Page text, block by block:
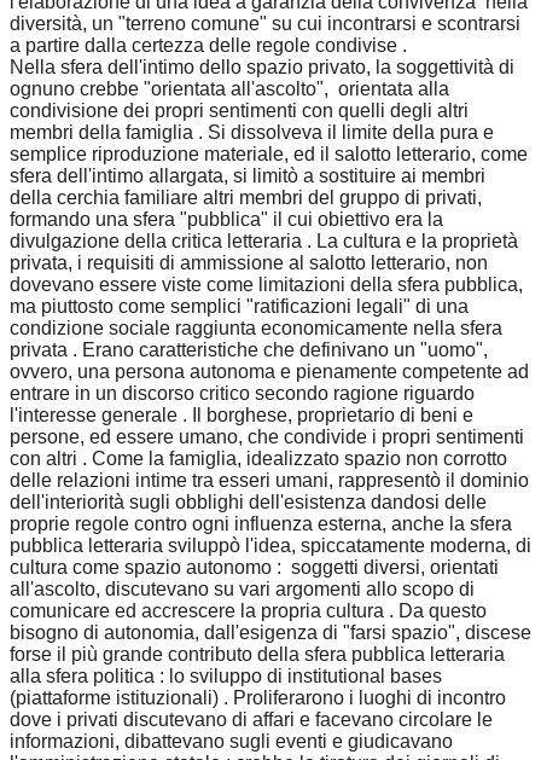
diversità, un "terreno comune" su cui incontrarsi e scontrarsi
a partire dalla certezza delle regole condivise .
Nella sfera dell'intimo dello spazio privato, la soggettività di
ognuno crebbe "orientata all'ascolto", orientata alla
condivisione dei propri sentimenti con quelli degli altri
membri della famiglia . Si dissolveva il limite della pura e
semplice riproduzione materiale, ed il salotto letterario, come
sfera dell'intimo allargata, si limitò a sostituire ai membri
della cerchia familiare altri membri del gruppo di privati,
formando una sfera "pubblica" il cui obiettivo era la
divulgazione della critica letteraria . La cultura e la proprietà
privata, i requisiti di ammissione al salotto letterario, non
dovevano essere viste come limitazioni della sfera pubblica,
ma piuttosto come semplici "ratificazioni legali" di una
condizione sociale raggiunta economicamente nella sfera
privata . Erano caratteristiche che definivano un "uomo",
ovvero, una persona autonoma e pienamente competente ad
entrare in un discorso critico secondo ragione riguardo
l'interesse generale . Il borghese, proprietario di beni e
persone, ed essere umano, che condivide i propri sentimenti
con altri . Come la famiglia, idealizzato spazio non corrotto
delle relazioni intime tra esseri umani, rappresentò il dominio
dell'interiorità sugli obblighi dell'esistenza dandosi delle
proprie regole contro ogni influenza esterna, anche la sfera
pubblica letteraria sviluppò l'idea, spiccatamente moderna, di
cultura come spazio autonomo : soggetti diversi, orientati
all'ascolto, discutevano su vari argomenti allo scopo di
comunicare ed accrescere la propria cultura . Da questo
bisogno di autonomia, dall'esigenza di "farsi spazio", discese
forse il più grande contributo della sfera pubblica letteraria
alla sfera politica : lo sviluppo di institutional bases
(piattaforme istituzionali) . Proliferarono i luoghi di incontro
dove i privati discutevano di affari e facevano circolare le
informazioni, dibattevano sugli eventi e giudicavano